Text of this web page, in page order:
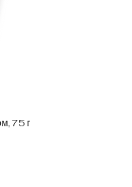
75 г